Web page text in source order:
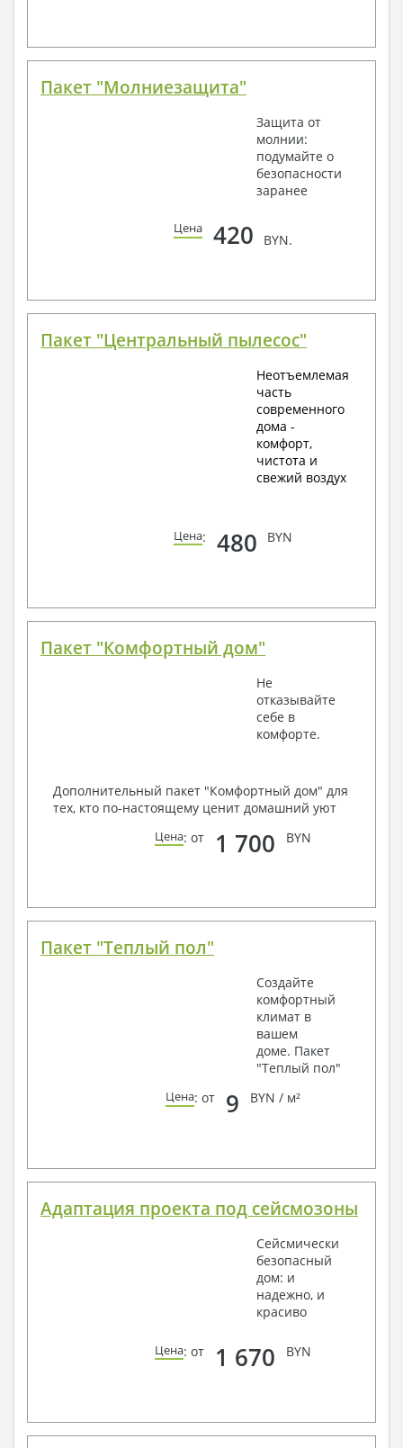
Пакет "Молниезащита"
Защита от
молнии:
подумайте о
безопасности
заранее
Цена 420 BYN.
Пакет "Центральный пылесос"
Неотъемлемая
часть
современного
дома -
комфорт,
чистота и
свежий воздух
Цена: 480 BYN
Пакет "Комфортный дом"
Не
отказывайте
себе в
комфорте.
Дополнительный пакет "Комфортный дом" для
тех, кто по-настоящему ценит домашний уют
Цена: от 1 700 BYN
Пакет "Теплый пол"
Создайте
комфортный
климат в
вашем
доме. Пакет
"Теплый пол"
Цена: от 9 BYN / м²
Адаптация проекта под сейсмозоны
Сейсмически
безопасный
дом: и
надежно, и
красиво
Цена: от 1 670 BYN